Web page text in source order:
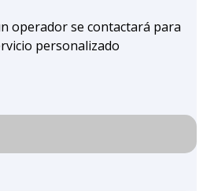
operador se contactará para
personalizado